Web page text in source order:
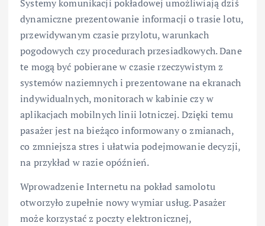
Systemy komunikacji pokładowej umożliwiają dziś
dynamiczne prezentowanie informacji o trasie lotu,
przewidywanym czasie przylotu, warunkach
pogodowych czy procedurach przesiadkowych. Dane
te mogą być pobierane w czasie rzeczywistym z
systemów naziemnych i prezentowane na ekranach
indywidualnych, monitorach w kabinie czy w
aplikacjach mobilnych linii lotniczej. Dzięki temu
pasażer jest na bieżąco informowany o zmianach,
co zmniejsza stres i ułatwia podejmowanie decyzji,
na przykład w razie opóźnień.
Wprowadzenie Internetu na pokład samolotu
otworzyło zupełnie nowy wymiar usług. Pasażer
może korzystać z poczty elektronicznej,